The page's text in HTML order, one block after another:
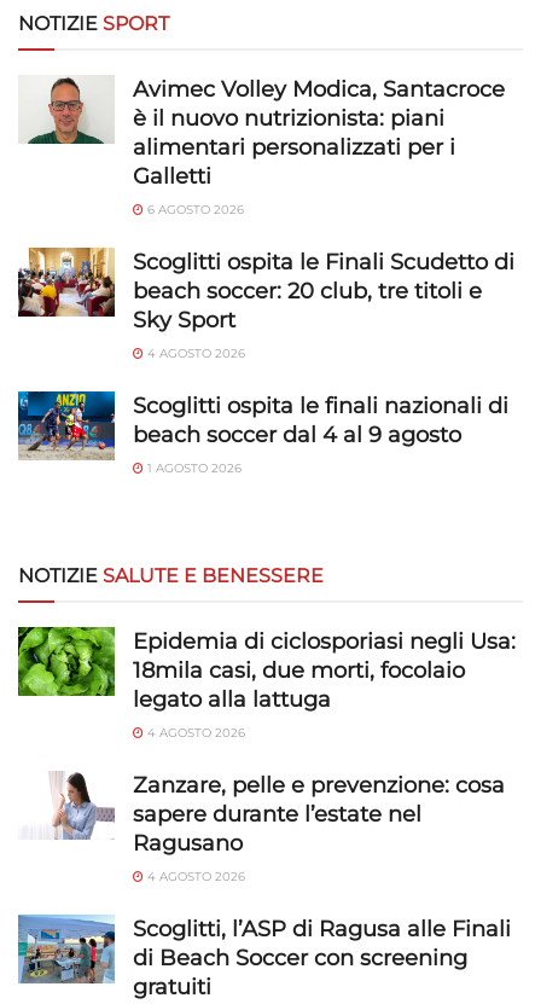
Riconoscere i dispositivi in base a informazioni
richieste attivamente.
Garantire la sicurezza, prevenire e
rilevare frodi, correggere errori, Erogare
e presentare pubblicità e contenuto,
Salvare e comunicare le scelte sulla
Sempre attivo
NOTIZIE SPORT
Avimec Volley Modica, Santacroce
è il nuovo nutrizionista: piani
alimentari personalizzati per i
Galletti
6 AGOSTO 2026
Scoglitti ospita le Finali Scudetto di
beach soccer: 20 club, tre titoli e
Sky Sport
4 AGOSTO 2026
Scoglitti ospita le finali nazionali di
beach soccer dal 4 al 9 agosto
1 AGOSTO 2026
NOTIZIE SALUTE E BENESSERE
Epidemia di ciclosporiasi negli Usa:
18mila casi, due morti, focolaio
legato alla lattuga
4 AGOSTO 2026
Zanzare, pelle e prevenzione: cosa
sapere durante l’estate nel
Ragusano
4 AGOSTO 2026
Scoglitti, l’ASP di Ragusa alle Finali
di Beach Soccer con screening
gratuiti